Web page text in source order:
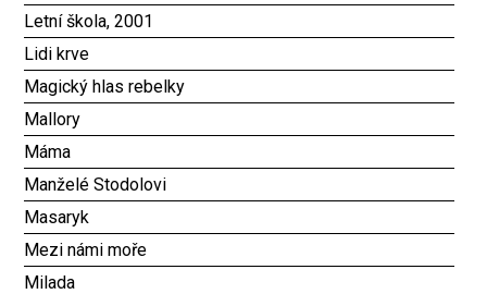
Letní škola, 2001
Lidi krve
Magický hlas rebelky
Mallory
Máma
Manželé Stodolovi
Masaryk
Mezi námi moře
Milada